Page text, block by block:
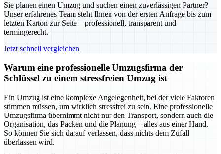
Sie planen einen Umzug und suchen einen zuverlässigen Partner?
Unser erfahrenes Team steht Ihnen von der ersten Anfrage bis zum
letzten Karton zur Seite – professionell, transparent und
termingerecht.
Jetzt schnell vergleichen
Warum eine professionelle Umzugsfirma der
Schlüssel zu einem stressfreien Umzug ist
Ein Umzug ist eine komplexe Angelegenheit, bei der viele Faktoren
stimmen müssen, um wirklich stressfrei zu sein. Eine professionelle
Umzugsfirma übernimmt nicht nur den Transport, sondern auch die
Organisation, das Packen und die Planung – alles aus einer Hand.
So können Sie sich darauf verlassen, dass nichts dem Zufall
überlassen wird.